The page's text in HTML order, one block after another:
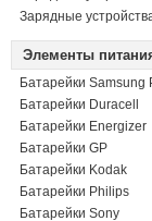
Зарядные
Элементы
Батарейки Samsung
Батарейки Duracell
Батарейки Energizer
Батарейки GP
Батарейки Kodak
Батарейки Philips
Батарейки Sony